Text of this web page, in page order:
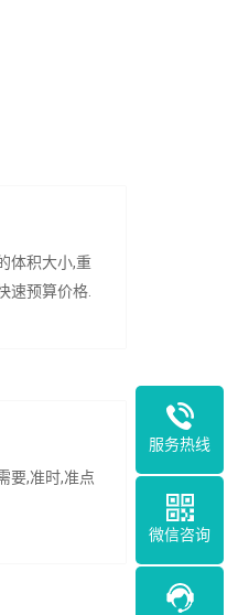
体积大小,重
速预算价格.
要,准时,准点
服务热线
微信咨询